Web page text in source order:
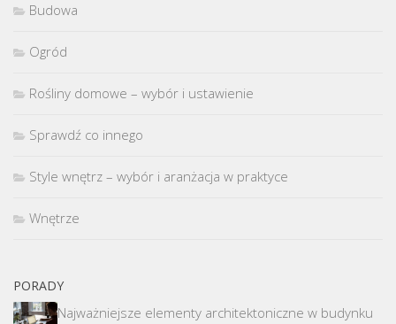
Budowa
Ogród
Rośliny domowe – wybór i ustawienie
Sprawdź co innego
Style wnętrz – wybór i aranżacja w praktyce
Wnętrze
PORADY
Najważniejsze elementy architektoniczne w budynku